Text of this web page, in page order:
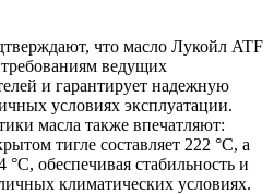
что масло Лукойл ATF
требованиям ведущих
и гарантирует надежную
условиях эксплуатации.
масла также впечатляют:
тигле составляет 222 °C, а
°C, обеспечивая стабильность и
климатических условиях.